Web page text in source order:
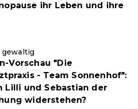
ihr Leben und ihre
Vorschau "Die
- Team Sonnenhof":
Lilli und Sebastian der
widerstehen?